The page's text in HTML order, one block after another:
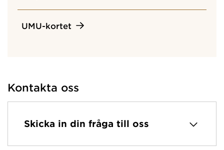
UMU-kortet
Kontakta oss
Skicka in din fråga till oss